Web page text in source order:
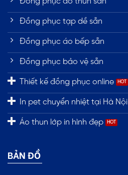
Đồng phục tạp dề sẵn
Đồng phục áo bếp sẵn
Đồng phục bảo vệ sẵn
Thiết kế đồng phục online
In pet chuyển nhiệt tại Hà Nội
Áo thun lớp in hình đẹp
BẢN ĐỒ